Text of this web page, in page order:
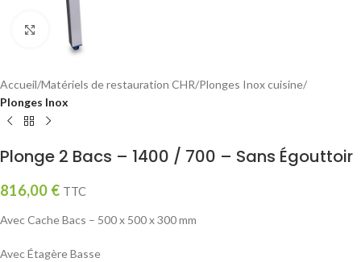
Click to enlarge
Accueil Matériels de restauration CHR Plonges Inox cuisine
Plonges Inox
Plonge 2 Bacs – 1400 / 700 – Sans Égouttoir
816,00 € TTC
Avec Cache Bacs – 500 x 500 x 300 mm
Avec Étagère Basse